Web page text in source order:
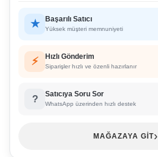
★ Başarılı Satıcı
Yüksek müşteri memnuniyeti
⚡ Hızlı Gönderim
Siparişler hızlı ve özenli hazırlanır
? Satıcıya Soru Sor
WhatsApp üzerinden hızlı destek
MAĞAZAYA GİT›